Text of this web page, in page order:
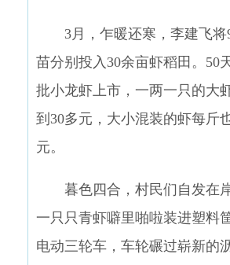
3月，乍暖还寒，李建飞将
苗分别投入30余亩虾稻田。50
批小龙虾上市，一两一只的大
到30多元，大小混装的虾每斤
元。
暮色四合，村民们自发在
一只只青虾噼里啪啦装进塑料
电动三轮车，车轮碾过崭新的